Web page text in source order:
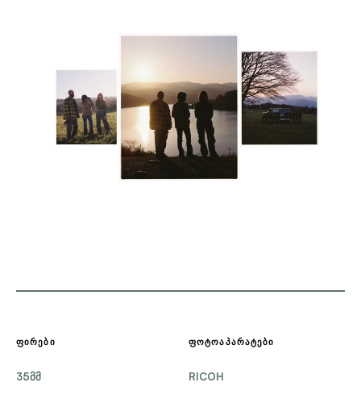
ᲤᲘᲠᲔᲑᲘ
35მმ
ᲤᲝᲢᲝᲐᲞᲐᲠᲐᲢᲔᲑᲘ
RICOH